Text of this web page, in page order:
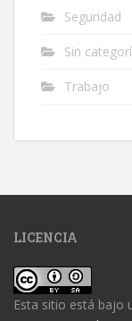
Seguridad
Sin
Trabajo
LICENCIA
Esta sitio está bajo